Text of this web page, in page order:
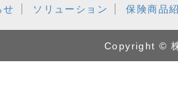
せ ソリューション 保険商品
Copyright ©